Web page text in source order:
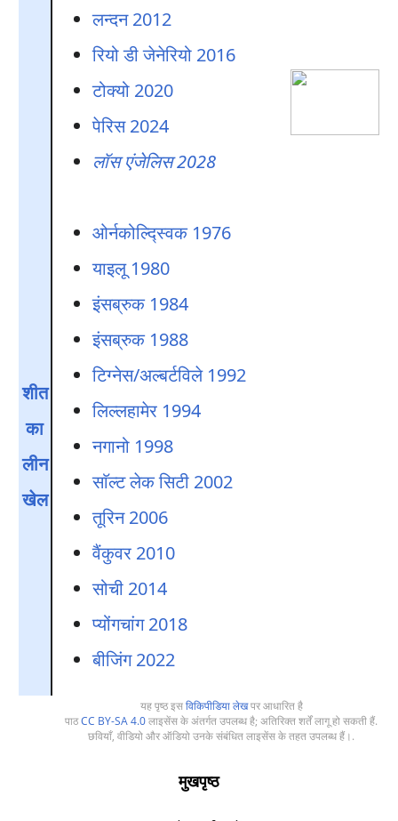
लन्दन 2012
रियो डी जेनेरियो 2016
टोक्यो 2020
पेरिस 2024
लॉस एंजेलिस 2028
शीत
का
लीन
खेल
ओर्नकोल्द्स्विक 1976
याइलू 1980
इंसब्रुक 1984
इंसब्रुक 1988
टिग्नेस/अल्बर्टविले 1992
लिल्लहामेर 1994
नगानो 1998
साॅल्ट लेक सिटी 2002
तूरिन 2006
वैंकुवर 2010
सोची 2014
प्योंगचांग 2018
बीजिंग 2022
यह पृष्ठ इसविकिपीडिया लेखपर आधारित है
पाठCC BY-SA 4.0लाइसेंस के अंतर्गत उपलब्ध है; अतिरिक्त शर्तें लागू हो सकती हैं.
छवियाँ, वीडियो और ऑडियो उनके संबंधित लाइसेंस के तहत उपलब्ध हैं।.
मुखपृष्ठ